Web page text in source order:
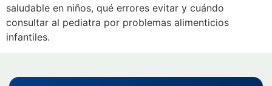
saludable en niños, qué errores evitar y cuándo
consultar al pediatra por problemas alimenticios
infantiles.